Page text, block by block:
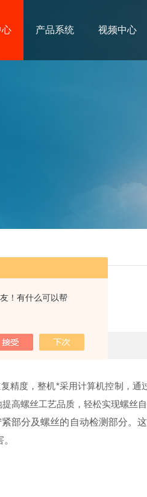
！有什么可以帮
心 产品系统 视频中心
常见问题
击次数：2452
度，整机*采用计算机控制，
高螺丝工艺品质，轻松实现螺丝自
部分及螺丝的自动检测部分。